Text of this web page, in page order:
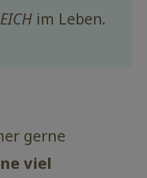
im Leben.
gerne
viel